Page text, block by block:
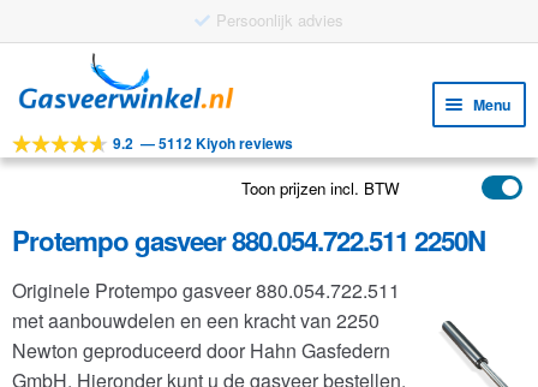
Persoonlijk advies
door
navigatie
naar
inhoud
Menu
Tools
Toepassingen
Klantenservice
FAQ
9.2 —5112 Kiyoh reviews
Toon prijzen incl. BTW
Protempo gasveer 880.054.722.511 2250N
Originele Protempo gasveer 880.054.722.511
met aanbouwdelen en een kracht van 2250
Newton geproduceerd door Hahn Gasfedern
GmbH. Hieronder kunt u de gasveer bestellen.